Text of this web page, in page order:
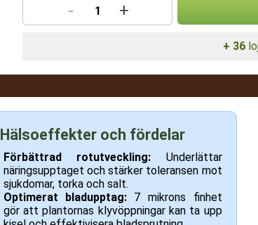
- +
+ 36
Hälsoeffekter och fördelar
Förbättrad rotutveckling:Underlättar
näringsupptaget och stärker toleransen mot
sjukdomar, torka och salt.
Optimerat bladupptag:7 mikrons finhet
gör att plantornas klyvöppningar kan ta upp